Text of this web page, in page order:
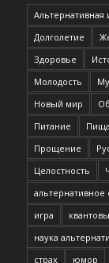
Альтернативная
Долголетие
Здоровье
Молодость
Новый мир
Питание
Пища
Прощение
Целостность
альтернативное
игра
наука
страх
юмор